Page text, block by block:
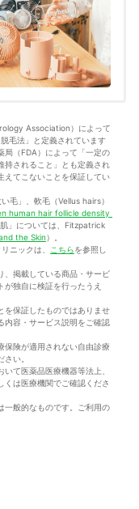
Association）によって
毛法」と定義されています
局（FDA）によって「一定の
持されること」とも定義され
えてこないことを保証してい
毛」、軟毛（Vellus hairs）
human hair follicle density
」については、Fitzpatrick
the Skin）。
ニックは、
こちらを参照し
、掲載している商品・サービ
独自に検証を行ったうえ
を保証したものではありませ
内容・サービス説明をご確認
保険が適用されない自由診療
い。
て医薬品医療機器等法上、
くは医療機関でご確認くださ
一般的なものです。ご利用の